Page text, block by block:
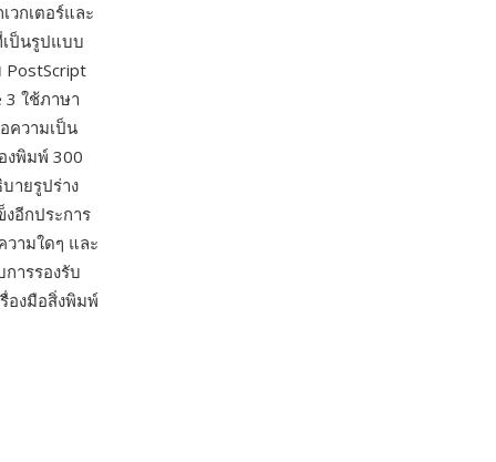
วกเตอร์และ
ป็นรูปแบบ
ใช้ภาษา
ความเป็น
งพิมพ์ 300
ายรูปร่าง
อีกประการ
ามใดๆ และ
ารรองรับ
องมือสิ่งพิมพ์